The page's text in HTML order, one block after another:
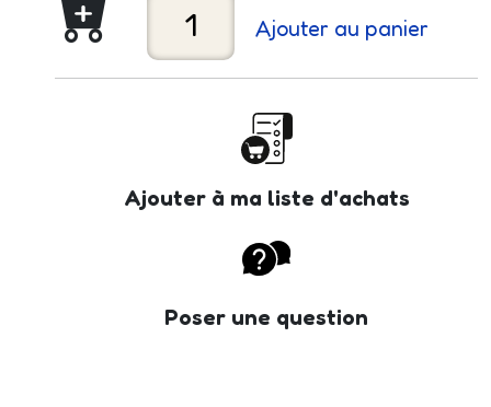
Ajouter au panier
Ajouter à ma liste d'achats
Poser une question